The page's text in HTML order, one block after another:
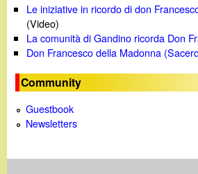
Le iniziative in ricordo di don
(Video)
La comunità di Gandino ricorda Don
Don Francesco della Madonna
Community
Guestbook
Newsletters